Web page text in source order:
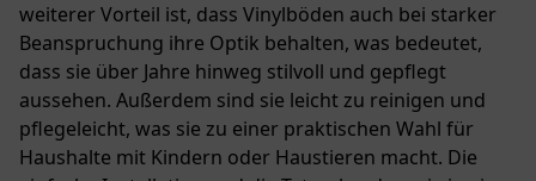
weiterer Vorteil ist, dass Vinylböden auch bei starker
Beanspruchung ihre Optik behalten, was bedeutet,
dass sie über Jahre hinweg stilvoll und gepflegt
aussehen. Außerdem sind sie leicht zu reinigen und
pflegeleicht, was sie zu einer praktischen Wahl für
Haushalte mit Kindern oder Haustieren macht. Die